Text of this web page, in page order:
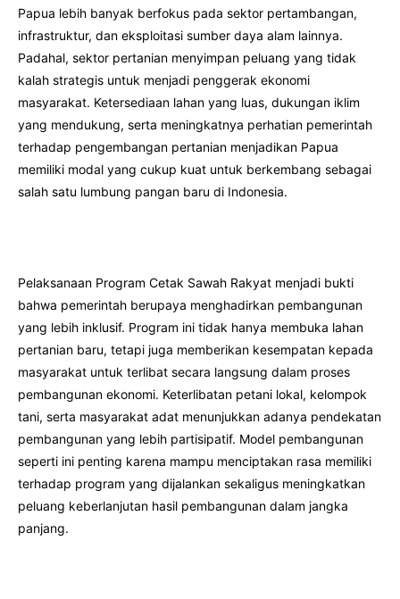
Papua lebih banyak berfokus pada sektor pertambangan,
infrastruktur, dan eksploitasi sumber daya alam lainnya.
Padahal, sektor pertanian menyimpan peluang yang tidak
kalah strategis untuk menjadi penggerak ekonomi
masyarakat. Ketersediaan lahan yang luas, dukungan iklim
yang mendukung, serta meningkatnya perhatian pemerintah
terhadap pengembangan pertanian menjadikan Papua
memiliki modal yang cukup kuat untuk berkembang sebagai
salah satu lumbung pangan baru di Indonesia.
Pelaksanaan Program Cetak Sawah Rakyat menjadi bukti
bahwa pemerintah berupaya menghadirkan pembangunan
yang lebih inklusif. Program ini tidak hanya membuka lahan
pertanian baru, tetapi juga memberikan kesempatan kepada
masyarakat untuk terlibat secara langsung dalam proses
pembangunan ekonomi. Keterlibatan petani lokal, kelompok
tani, serta masyarakat adat menunjukkan adanya pendekatan
pembangunan yang lebih partisipatif. Model pembangunan
seperti ini penting karena mampu menciptakan rasa memiliki
terhadap program yang dijalankan sekaligus meningkatkan
peluang keberlanjutan hasil pembangunan dalam jangka
panjang.